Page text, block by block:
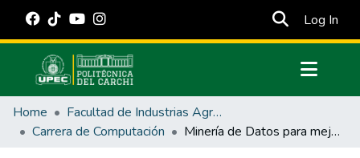
Log In
Communities & Collections
All of DSpace
Home
Facultad de Industrias Agropecuarias y Ciencias Ambientales
Carrera de Computación
Minería de Datos para mejorar los procesos de control de la demanda turística en el Ministerio de Turismo de la Provincia del Carchi en el año 2022